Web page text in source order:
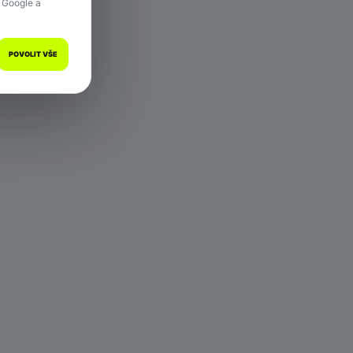
a
POVOLIT VŠE